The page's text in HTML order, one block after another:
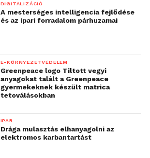
DIGITALIZÁCIÓ
A mesterséges intelligencia fejlődése
és az ipari forradalom párhuzamai
E-KÖRNYEZETVÉDELEM
Greenpeace logo Tiltott vegyi
anyagokat talált a Greenpeace
gyermekeknek készült matrica
tetoválásokban
IPAR
Drága mulasztás elhanyagolni az
elektromos karbantartást